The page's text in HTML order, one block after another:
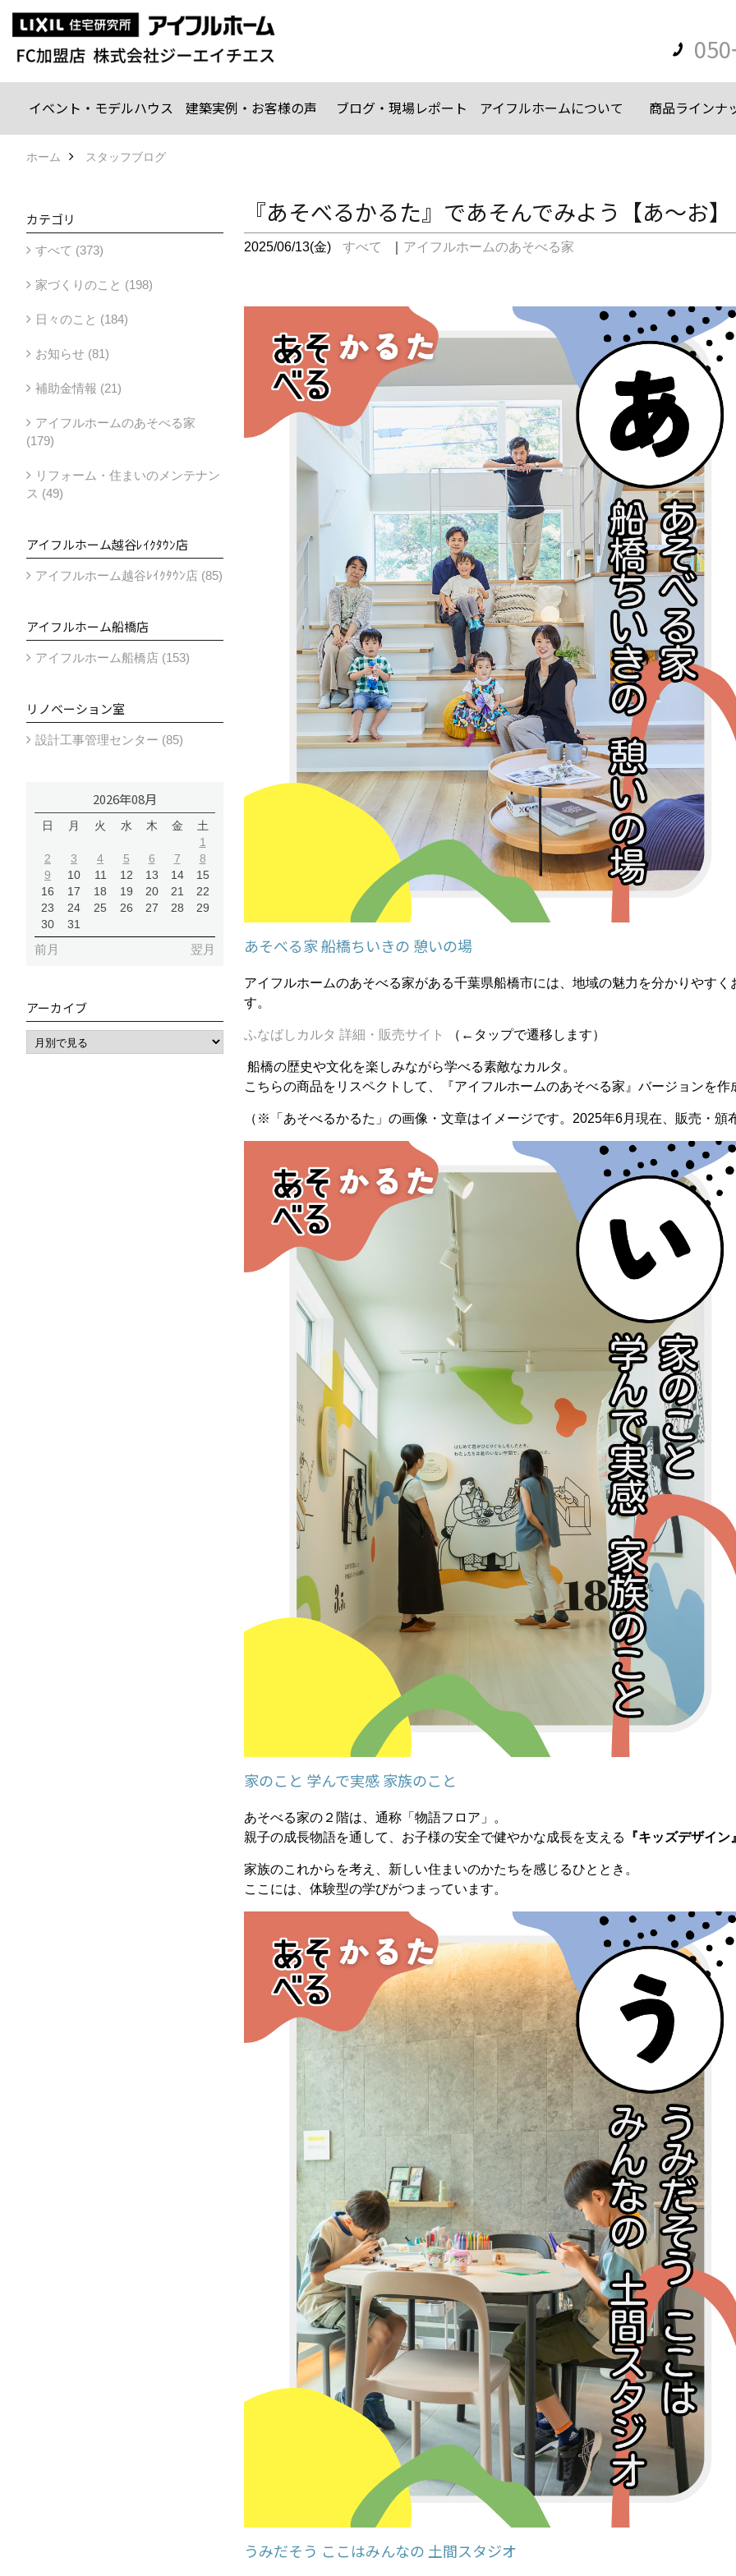
イベント・モデルハウス 建築実例・お客様の声 ブログ・現場レポート アイフルホームについて 商品ラインナ
ホーム スタッフブログ
『あそべるかるた』であそんでみよう【あ～お】
2025/06/13(金) すべて アイフルホームのあそべる家
あそべる家 船橋ちいきの 憩いの場
アイフルホームのあそべる家がある千葉県船橋市には、地域の魅力を分かりやすく
す。
ふなばしカルタ 詳細・販売サイト （←タップで遷移します）
船橋の歴史や文化を楽しみながら学べる素敵なカルタ。
こちらの商品をリスペクトして、『アイフルホームのあそべる家』バージョンを作
（※「あそべるかるた」の画像・文章はイメージです。2025年6月現在、販売・頒
家のこと 学んで実感 家族のこと
あそべる家の２階は、通称「物語フロア」。
親子の成長物語を通して、お子様の安全で健やかな成長を支える
『キッズデザイン』
家族のこれからを考え、新しい住まいのかたちを感じるひととき。
ここには、体験型の学びがつまっています。
うみだそう ここはみんなの 土間スタジオ
カテゴリ
すべて (373)
家づくりのこと (198)
日々のこと (184)
お知らせ (81)
補助金情報 (21)
アイフルホームのあそべる家
(179)
リフォーム・住まいのメンテナン
ス (49)
アイフルホーム越谷ﾚｲｸﾀｳﾝ店
アイフルホーム越谷ﾚｲｸﾀｳﾝ店 (85)
アイフルホーム船橋店
アイフルホーム船橋店 (153)
リノベーション室
設計工事管理センター (85)
2026年08月
日 月 火 水 木 金
土
1
2
3 4 5 6 7
8
9
10 11 12 13 14
15
16
17 18 19 20 21
22
23
24 25 26 27 28
29
30
31
前月 翌月
アーカイブ